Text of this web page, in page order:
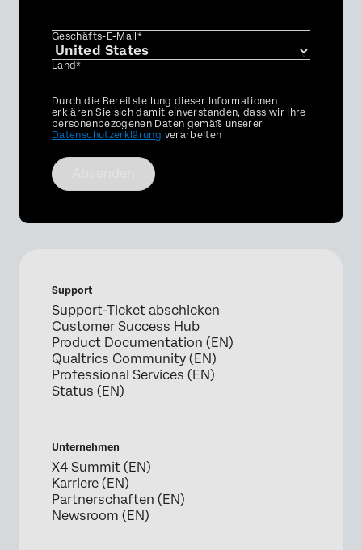
Geschäfts-E-Mail*
Land*
Privacy
Optin
Durch die Bereitstellung dieser Informationen
erklären Sie sich damit einverstanden, dass wir Ihre
personenbezogenen Daten gemäß unserer
Datenschutzerklärung verarbeiten
Support
Support-Ticket abschicken
Customer Success Hub
Product Documentation (EN)
Qualtrics Community (EN)
Professional Services (EN)
Status (EN)
Unternehmen
X4 Summit (EN)
Karriere (EN)
Partnerschaften (EN)
Newsroom (EN)